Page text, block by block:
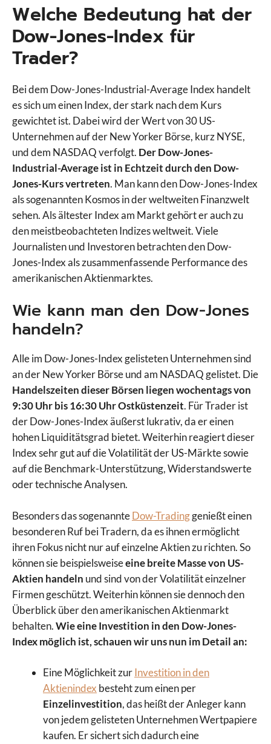
Welche Bedeutung hat der
Dow-Jones-Index für
Trader?
Bei dem Dow-Jones-Industrial-Average Index handelt
es sich um einen Index, der stark nach dem Kurs
gewichtet ist. Dabei wird der Wert von 30 US-
Unternehmen auf der New Yorker Börse, kurz NYSE,
und dem NASDAQ verfolgt. Der Dow-Jones-
Industrial-Average ist in Echtzeit durch den Dow-
Jones-Kurs vertreten. Man kann den Dow-Jones-Index
als sogenannten Kosmos in der weltweiten Finanzwelt
sehen. Als ältester Index am Markt gehört er auch zu
den meistbeobachteten Indizes weltweit. Viele
Journalisten und Investoren betrachten den Dow-
Jones-Index als zusammenfassende Performance des
amerikanischen Aktienmarktes.
Wie kann man den Dow-Jones
handeln?
Alle im Dow-Jones-Index gelisteten Unternehmen sind
an der New Yorker Börse und am NASDAQ gelistet. Die
Handelszeiten dieser Börsen liegen wochentags von
9:30 Uhr bis 16:30 Uhr Ostküstenzeit. Für Trader ist
der Dow-Jones-Index äußerst lukrativ, da er einen
hohen Liquiditätsgrad bietet. Weiterhin reagiert dieser
Index sehr gut auf die Volatilität der US-Märkte sowie
auf die Benchmark-Unterstützung, Widerstandswerte
oder technische Analysen.
Besonders das sogenannteDow-Tradinggenießt einen
besonderen Ruf bei Tradern, da es ihnen ermöglicht
ihren Fokus nicht nur auf einzelne Aktien zu richten. So
können sie beispielsweiseeine breite Masse von US-
Aktien handeln und sind von der Volatilität einzelner
Firmen geschützt. Weiterhin können sie dennoch den
Überblick über den amerikanischen Aktienmarkt
behalten.Wie eine Investition in den Dow-Jones-
Index möglich ist, schauen wir uns nun im Detail an:
Eine Möglichkeit zurInvestition in den
Aktienindex besteht zum einen per
Einzelinvestition, das heißt der Anleger kann
von jedem gelisteten Unternehmen Wertpapiere
kaufen. Er sichert sich dadurch eine